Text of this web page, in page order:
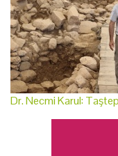
Dr. Necmi Karul: